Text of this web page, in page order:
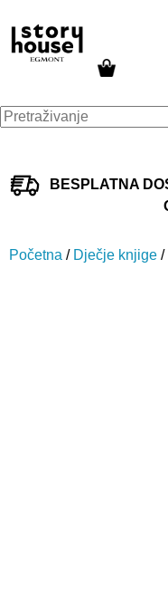
BESPLATNA
Početna / Dječje knjige /